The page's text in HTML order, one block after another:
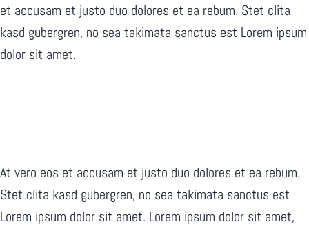
et accusam et justo duo dolores et ea rebum. Stet clita
kasd gubergren, no sea takimata sanctus est Lorem ipsum
dolor sit amet.
At vero eos et accusam et justo duo dolores et ea rebum.
Stet clita kasd gubergren, no sea takimata sanctus est
Lorem ipsum dolor sit amet. Lorem ipsum dolor sit amet,